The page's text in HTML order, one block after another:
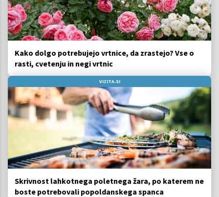
Kako dolgo potrebujejo vrtnice, da zrastejo? Vse o
rasti, cvetenju in negi vrtnic
VIZITA.SI
Skrivnost lahkotnega poletnega žara, po katerem ne
boste potrebovali popoldanskega spanca